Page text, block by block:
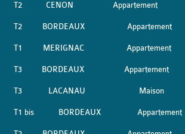
T2 CENON Appartement
T2 BORDEAUX Appartement
T1 MERIGNAC Appartement
T3 BORDEAUX Appartement
T3 LACANAU Maison
T1 bis BORDEAUX Appartement